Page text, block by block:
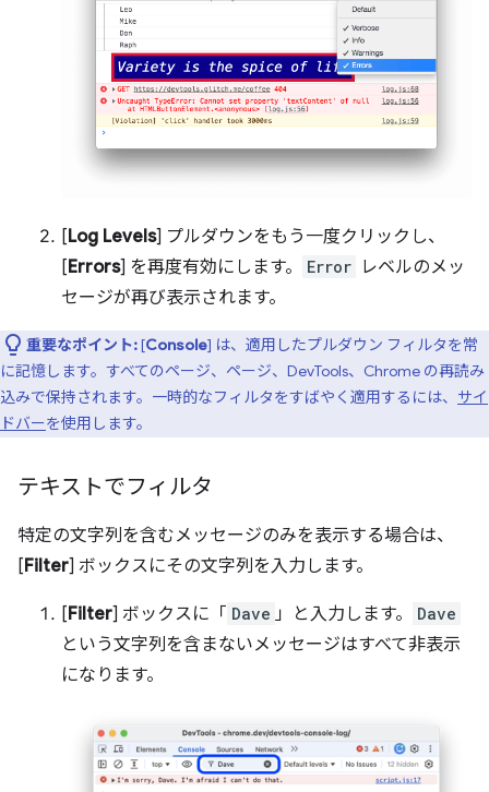
[Log Levels] プルダウンをもう一度クリックし、
[Errors] を再度有効にします。 Error レベルのメッ
セージが再び表示されます。
重要なポイント:[Console] は、適用したプルダウン フィルタを常
に記憶します。すべてのページ、ページ、DevTools、Chrome の再読み
込みで保持されます。一時的なフィルタをすばやく適用するには、 サイ
ドバーを使用します。
テキストでフィルタ
特定の文字列を含むメッセージのみを表示する場合は、
[Filter] ボックスにその文字列を入力します。
[Filter] ボックスに「 Dave 」と入力します。 Dave
という文字列を含まないメッセージはすべて非表示
になります。